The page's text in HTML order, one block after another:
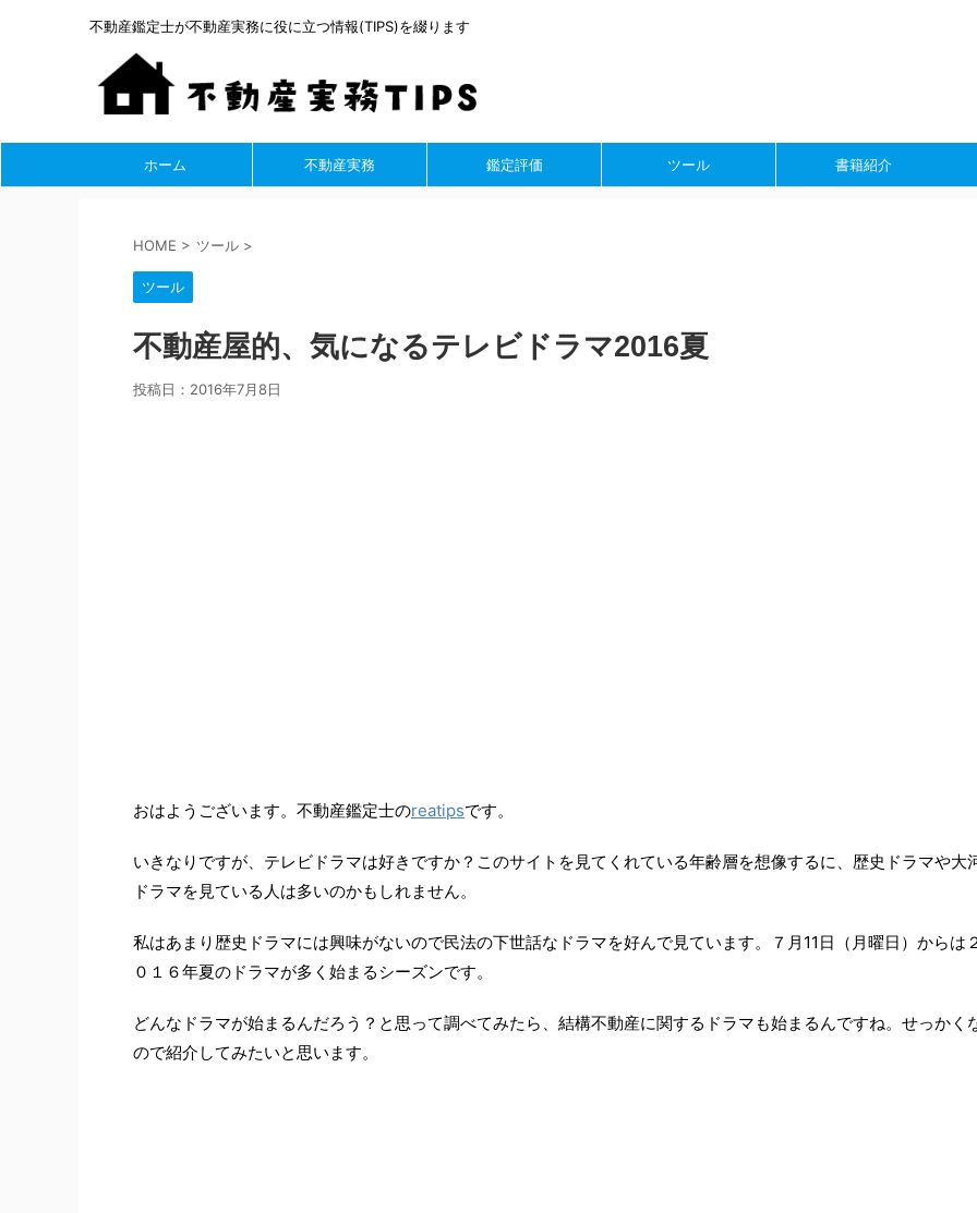
不動産鑑定士が不動産実務に役に立つ情報(TIPS)を綴ります
ホーム 不動産実務 鑑定評価 ツール 書籍紹介
HOME > ツール >
ツール
不動産屋的、気になるテレビドラマ2016夏
投稿日： 2016年7月8日
おはようございます。不動産鑑定士のreatipsです。
いきなりですが、テレビドラマは好きですか？このサイトを見てくれている年齢層を想像するに、歴史ドラマや大
ドラマを見ている人は多いのかもしれません。
私はあまり歴史ドラマには興味がないので民法の下世話なドラマを好んで見ています。７月11日（月曜日）からは
０１６年夏のドラマが多く始まるシーズンです。
どんなドラマが始まるんだろう？と思って調べてみたら、結構不動産に関するドラマも始まるんですね。せっかく
ので紹介してみたいと思います。